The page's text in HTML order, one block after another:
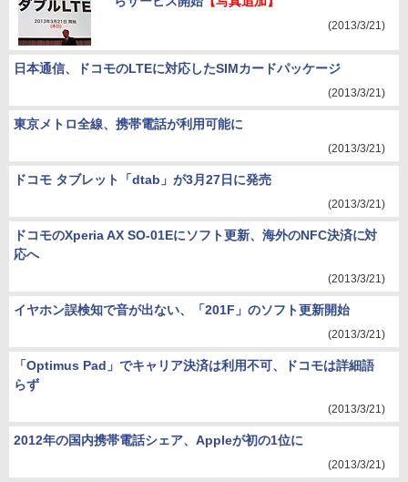
(2013/3/21)
日本通信、ドコモのLTEに対応したSIMカードパッケージ
(2013/3/21)
東京メトロ全線、携帯電話が利用可能に
(2013/3/21)
ドコモ タブレット「dtab」が3月27日に発売
(2013/3/21)
ドコモのXperia AX SO-01Eにソフト更新、海外のNFC決済に対
応へ
(2013/3/21)
イヤホン誤検知で音が出ない、「201F」のソフト更新開始
(2013/3/21)
「Optimus Pad」でキャリア決済は利用不可、ドコモは詳細語
らず
(2013/3/21)
2012年の国内携帯電話シェア、Appleが初の1位に
(2013/3/21)